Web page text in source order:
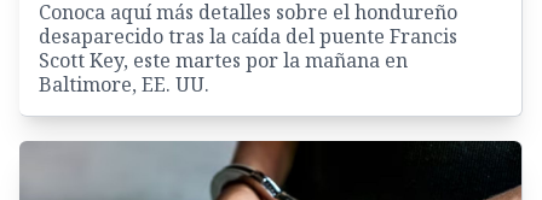
Conoca aquí más detalles sobre el hondureño
desaparecido tras la caída del puente Francis
Scott Key, este martes por la mañana en
Baltimore, EE. UU.